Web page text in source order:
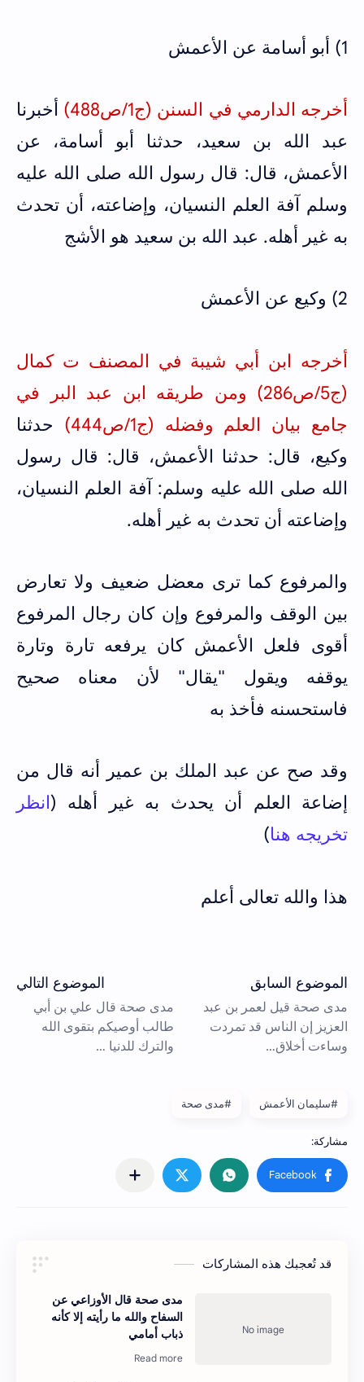
1) أبو أسامة عن الأعمش
أخرجه الدارمي في السنن (ج1/ص488)
أخبرنا
عبد الله بن سعيد، حدثنا أبو أسامة، عن
الأعمش، قال: قال رسول الله صلى الله عليه
وسلم آفة العلم النسيان، وإضاعته، أن تحدث
به غير أهله. عبد الله بن سعيد هو الأشج
2) وكيع عن الأعمش
أخرجه ابن أبي شيبة في المصنف ت كمال
(ج5/ص286) ومن طريقه ابن عبد البر في
جامع بيان العلم وفضله (ج1/ص444)
حدثنا
وكيع، قال: حدثنا الأعمش، قال: قال رسول
الله صلى الله عليه وسلم: آفة العلم النسيان،
وإضاعته أن تحدث به غير أهله.
والمرفوع كما ترى معضل ضعيف ولا تعارض
بين الوقف والمرفوع وإن كان رجال المرفوع
أقوى فلعل الأعمش كان يرفعه تارة وتارة
يوقفه ويقول "يقال" لأن معناه صحيح
فاستحسنه فأخذ به
وقد صح عن عبد الملك بن عمير أنه قال من
إضاعة العلم أن يحدث به غير أهله (انظر
تخريجه هنا)
هذا والله تعالى أعلم
#سليمان الأعمش #مدى صحة
قد تُعجبك هذه المشاركات
مدى صحة قال الأوزاعي عن
السفاح والله ما رأيته إلا كأنه
ذباب أمامي